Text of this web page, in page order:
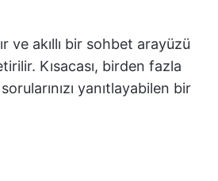
ve akıllı bir sohbet arayüzü
Kısacası, birden fazla
yanıtlayabilen bir